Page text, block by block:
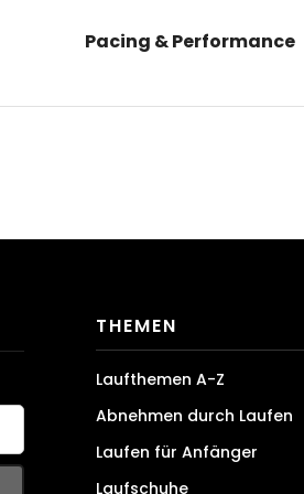
Pacing & Performance
THEMEN
Laufthemen A-Z
Abnehmen durch Laufen
Laufen für Anfänger
Laufschuhe